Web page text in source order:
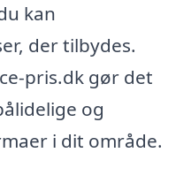
kan
der tilbydes.
pris.dk gør det
og
i dit område.